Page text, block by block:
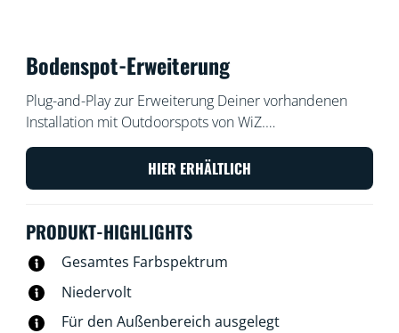
Bodenspot-Erweiterung
Plug-and-Play zur Erweiterung Deiner vorhandenen
Installation mit Outdoorspots von WiZ.
Niederspannungsleuchten lassen sich einfach und
sicher installieren. Du kannst sie ohne zusätzliche
Verkabelung anbringen und neu anordnen. Verwende
oder mit der WiZ App zu steuern.
HIER ERHÄLTLICH
PRODUKT-HIGHLIGHTS
Gesamtes Farbspektrum
Niedervolt
Für den Außenbereich ausgelegt